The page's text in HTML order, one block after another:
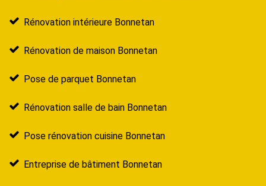
Rénovation intérieure Bonnetan
Rénovation de maison Bonnetan
Pose de parquet Bonnetan
Rénovation salle de bain Bonnetan
Pose rénovation cuisine Bonnetan
Entreprise de bâtiment Bonnetan